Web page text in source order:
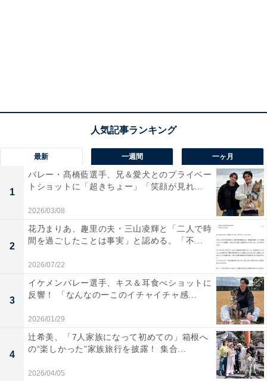
最新 一週間 一ヶ月
1
バレー・髙橋藍選手、兄＆愛犬とのプライベー
トショットに「超きちょー」「笑顔が見れ...
2026/03/08
2
花乃まりあ、趣里の夫・三山凌輝と「二人で時
間を過ごしたことは事実」と認める。「不...
2026/07/22
3
イケメンバレー選手、キス＆耳食べショットに
反響！ 「なんなのーこのイチャイチャ感...
2026/01/29
4
辻希美、「7人家族になって初めての」箱根へ
の“楽しかった”家族旅行を披露！ 集合...
2026/04/05